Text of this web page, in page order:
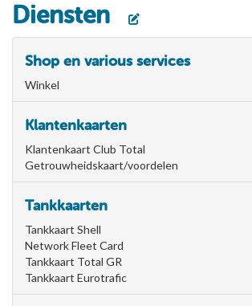
Diensten
Shop en various services
Winkel
Klantenkaarten
Klantenkaart Club Total
Getrouwheidskaart/voordelen
Tankkaarten
Tankkaart Shell
Network Fleet Card
Tankkaart Total GR
Tankkaart Eurotrafic